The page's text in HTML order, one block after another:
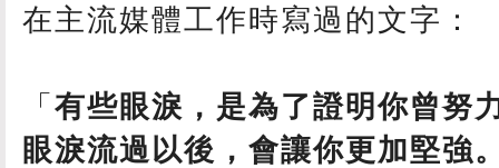
在主流媒體工作時寫過的文字：
「 有些眼淚，是為了證明你曾努
眼淚流過以後，會讓你更加堅強